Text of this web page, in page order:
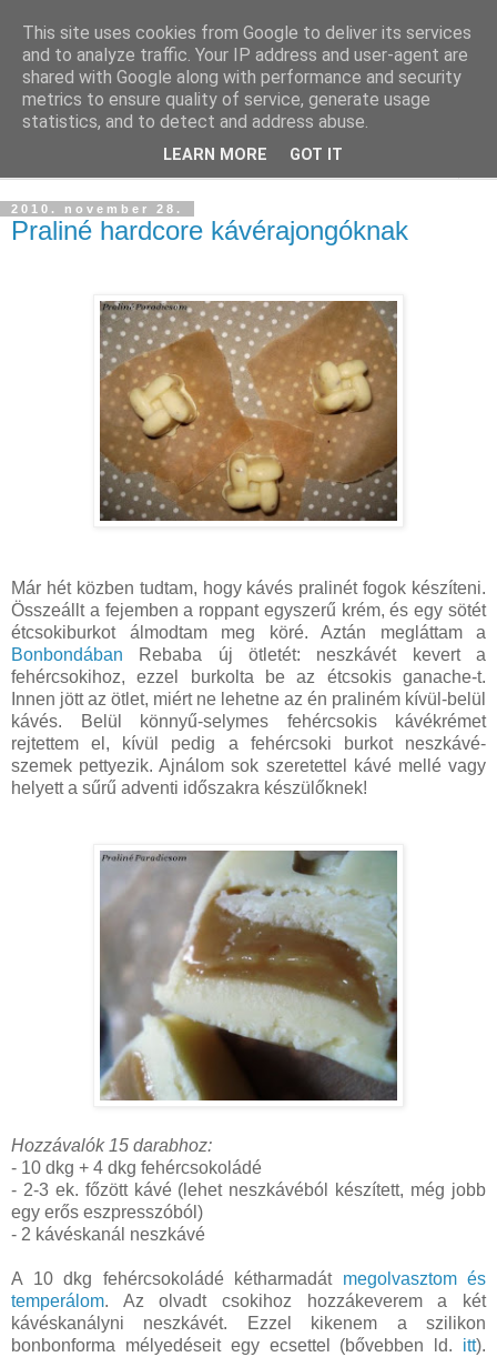
2010. november 28.
Praliné hardcore kávérajongóknak
Már hét közben tudtam, hogy kávés pralinét fogok készíteni.
Összeállt a fejemben a roppant egyszerű krém, és egy sötét
étcsokiburkot álmodtam meg köré. Aztán megláttam a
Bonbondában Rebaba új ötletét: neszkávét kevert a
fehércsokihoz, ezzel burkolta be az étcsokis ganache-t.
Innen jött az ötlet, miért ne lehetne az én praliném kívül-belül
kávés. Belül könnyű-selymes fehércsokis kávékrémet
rejtettem el, kívül pedig a fehércsoki burkot neszkávé-
szemek pettyezik. Ajnálom sok szeretettel kávé mellé vagy
helyett a sűrű adventi időszakra készülőknek!
Hozzávalók 15 darabhoz:
- 10 dkg + 4 dkg fehércsokoládé
- 2-3 ek. főzött kávé (lehet neszkávéból készített, még jobb
egy erős eszpresszóból)
- 2 kávéskanál neszkávé
A 10 dkg fehércsokoládé kétharmadát megolvasztom és
temperálom. Az olvadt csokihoz hozzákeverem a két
kávéskanályni neszkávét. Ezzel kikenem a szilikon
bonbonforma mélyedéseit egy ecsettel (bővebben ld. itt).
This site uses cookies from Google to deliver its services
and to analyze traffic. Your IP address and user-agent are
shared with Google along with performance and security
metrics to ensure quality of service, generate usage
statistics, and to detect and address abuse.
LEARN MORE GOT IT